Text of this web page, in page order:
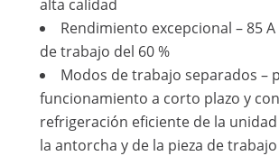
alta calidad
Rendimiento excepcional – 85
de trabajo del 60 %
Modos de trabajo separados –
funcionamiento a corto plazo y
refrigeración eficiente de la
la antorcha y de la pieza de trabajo